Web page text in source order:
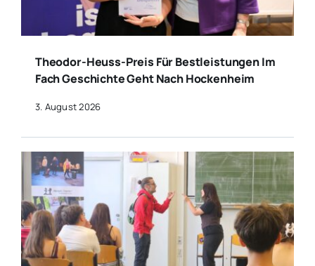
Theodor-Heuss-Preis Für Bestleistungen Im
Fach Geschichte Geht Nach Hockenheim
3. August 2026